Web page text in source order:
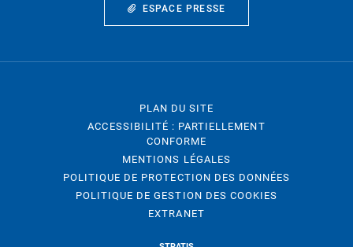
ESPACE PRESSE
PLAN DU SITE
ACCESSIBILITÉ : PARTIELLEMENT
CONFORME
MENTIONS LÉGALES
POLITIQUE DE PROTECTION DES DONNÉES
POLITIQUE DE GESTION DES COOKIES
EXTRANET